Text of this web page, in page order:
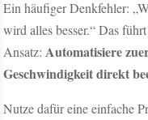
Ein häufiger Denkfehler:
wird alles besser.“ Das
Ansatz: Automatisiere
Geschwindigkeit direkt
Nutze dafür eine einfache